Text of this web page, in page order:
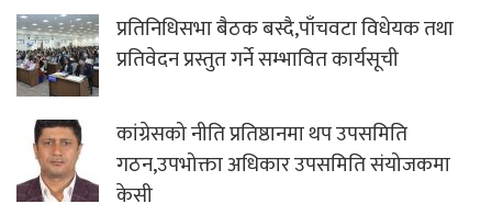
प्रतिनिधिसभा बैठक बस्दै,पाँचवटा विधेयक तथा
प्रतिवेदन प्रस्तुत गर्ने सम्भावित कार्यसूची
कांग्रेसको नीति प्रतिष्ठानमा थप उपसमिति
गठन,उपभोक्ता अधिकार उपसमिति संयोजकमा
केसी